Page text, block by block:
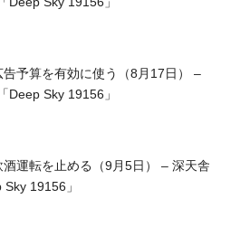
告予算を有効に使う（8月17日） –
Deep Sky 19156」
酒運転を止める（9月5日） – 深天舎
19156」